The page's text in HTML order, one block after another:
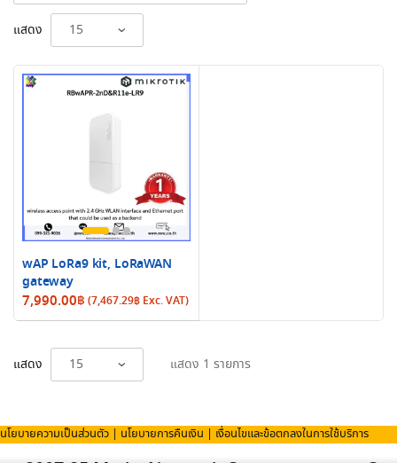
แสดง
wAP LoRa9 kit, LoRaWAN
gateway
7,990.00฿ (7,467.29฿ Exc. VAT)
แสดง แสดง 1 รายการ
นโยบายความเป็นส่วนตัว นโยบายการคืนเงิน เงื่อนไขและข้อตกลงในการใช้บริการ